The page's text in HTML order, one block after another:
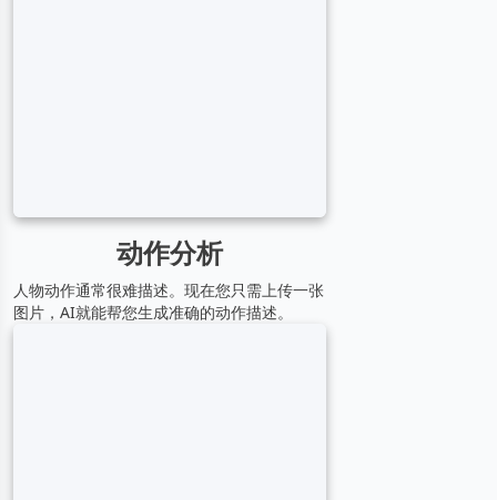
动作分析
人物动作通常很难描述。现在您只需上传一张
图片，AI就能帮您生成准确的动作描述。